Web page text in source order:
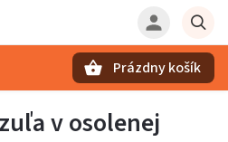
Prázdny košík
v osolenej